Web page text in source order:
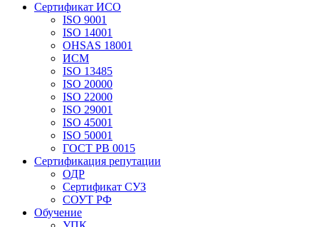
Сертификат ИСО
ISO 9001
ISO 14001
OHSAS 18001
ИСМ
ISO 13485
ISO 20000
ISO 22000
ISO 29001
ISO 45001
ISO 50001
ГОСТ РВ 0015
Сертификация репутации
ОДР
Сертификат СУЗ
СОУТ РФ
Обучение